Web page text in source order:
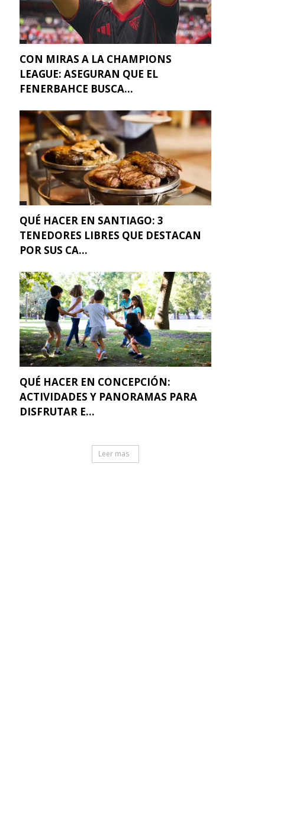
CON MIRAS A LA CHAMPIONS
LEAGUE: ASEGURAN QUE EL
FENERBAHCE BUSCA...
QUÉ HACER EN SANTIAGO: 3
TENEDORES LIBRES QUE DESTACAN
POR SUS CA...
QUÉ HACER EN CONCEPCIÓN:
ACTIVIDADES Y PANORAMAS PARA
DISFRUTAR E...
Leer mas